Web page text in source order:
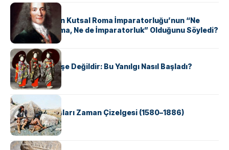
KÜLTÜR
Voltaire Neden Kutsal Roma İmparatorluğu’nun “Ne
Kutsal, Ne Roma, Ne de İmparatorluk” Olduğunu Söyledi?
KÜLTÜR
Geyşalar Fahişe Değildir: Bu Yanılgı Nasıl Başladı?
KÜLTÜR
Apache Savaşları Zaman Çizelgesi (1580–1886)
KÜLTÜR